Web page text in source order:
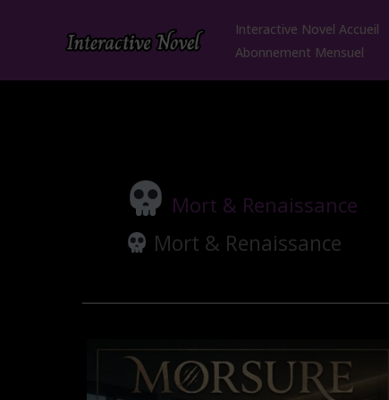
Interactive Novel Accueil
Abonnement Mensuel
Mort & Renaissance
Mort & Renaissance